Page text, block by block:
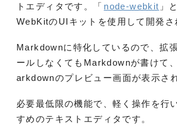
トエディタです。「 node-webkit 」
WebKitのUIキットを使用して開発さ
Markdownに特化しているので、拡
ールしなくてもMarkdownが書けて
arkdownのプレビュー画面が表示さ
必要最低限の機能で、軽く操作を行
すめのテキストエディタです。